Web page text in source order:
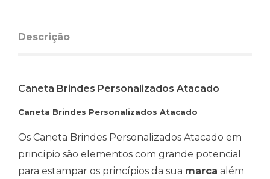
Descrição
Caneta Brindes Personalizados Atacado
Caneta Brindes Personalizados Atacado
Os Caneta Brindes Personalizados Atacado em
princípio são elementos com grande potencial
para estampar os princípios da sua marca além